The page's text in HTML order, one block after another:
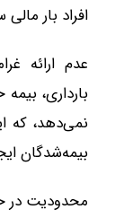
افراد بار
عدم ارائه
بارداری،
نمی‌دهد، که
بیمه‌شدگان
محدودیت در